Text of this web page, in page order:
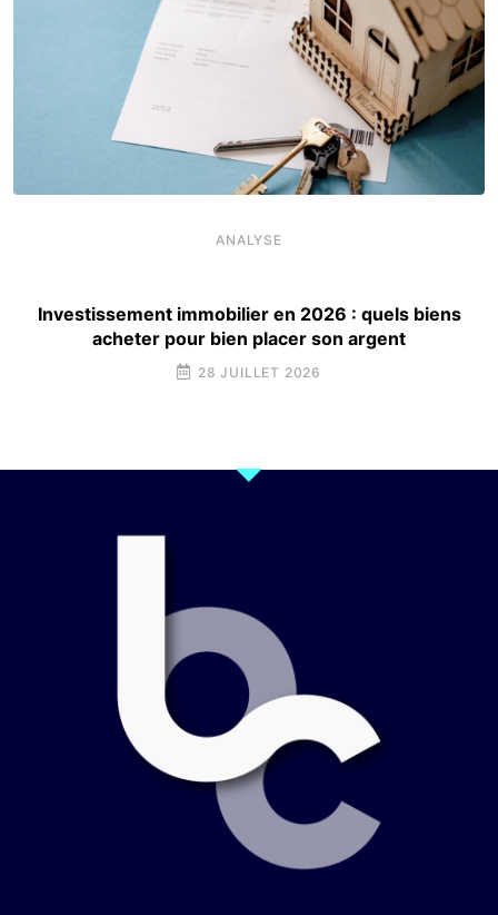
ANALYSE
Investissement immobilier en 2026 : quels biens
acheter pour bien placer son argent
28 JUILLET 2026